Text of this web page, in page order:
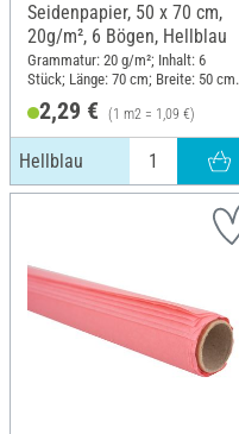
Seidenpapier, 50 x 70 cm,
20g/m², 6 Bögen, Hellblau
Grammatur: 20 g/m²; Inhalt: 6
Stück; Länge: 70 cm; Breite: 50 cm;
2,29 € (1 m2 = 1,09 €)
Hellblau